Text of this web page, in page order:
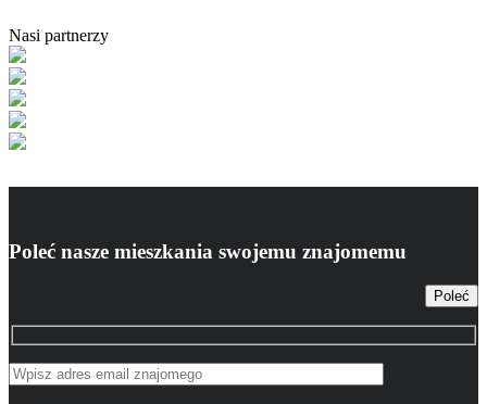
Nasi partnerzy
Poleć nasze mieszkania swojemu znajomemu
Poleć